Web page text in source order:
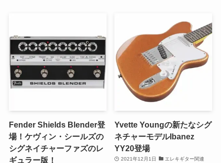
Fender Shields Blender登
場！ケヴィン・シールズの
シグネイチャーファズのレ
ギュラー版！
Yvette Youngの新たなシグ
ネチャーモデルIbanez
YY20登場
2021年12月1日 エレキギター関連